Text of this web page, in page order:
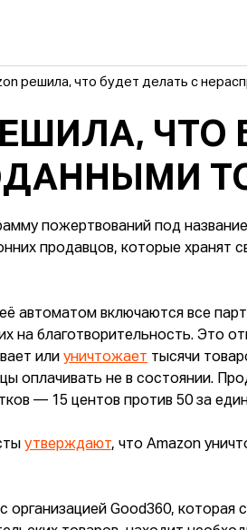
решила, что будет делать с
ЧТО
пожертвований под
продавцов, которые хранят
автоматом включаются все
на благотворительность. Это
илиуничтожает тысячи
оплачивать не в состоянии.
— 15 центов против 50 за
утверждают, что Amazon
с организацией Good360, которая